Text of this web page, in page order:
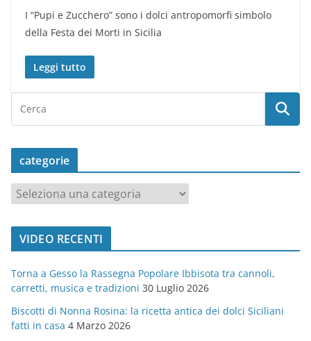
I “Pupi e Zucchero” sono i dolci antropomorfi simbolo
della Festa dei Morti in Sicilia
Leggi tutto
categorie
t
o
r
i
e
VIDEO RECENTI
Torna a Gesso la Rassegna Popolare Ibbisota tra cannoli,
carretti, musica e tradizioni 30 Luglio 2026
Biscotti di Nonna Rosina: la ricetta antica dei dolci Siciliani
fatti in casa 4 Marzo 2026